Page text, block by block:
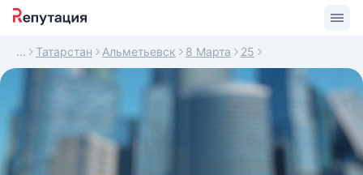
Татарстан Альметьевск 8 Марта 25